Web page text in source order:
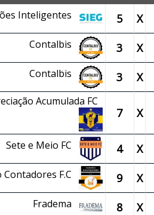
Inteligentes 5 X
Contalbis 3 X
Contalbis 3 X
Acumulada FC
7 X
Sete e Meio FC 4 X
Contadores F.C 9 X
Fradema 8 X